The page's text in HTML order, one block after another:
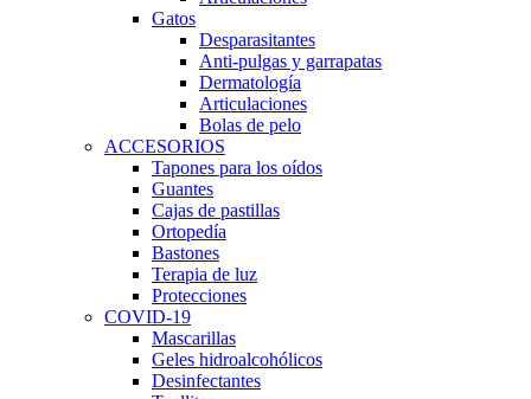
Gatos
Desparasitantes
Anti-pulgas y garrapatas
Dermatología
Articulaciones
Bolas de pelo
ACCESORIOS
Tapones para los oídos
Guantes
Cajas de pastillas
Ortopedía
Bastones
Terapia de luz
Protecciones
COVID-19
Mascarillas
Geles hidroalcohólicos
Desinfectantes